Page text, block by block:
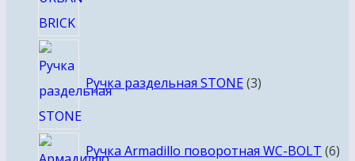
Ручка раздельная STONE 3товара
Ручка Armadillo поворотная WC-BOLT 66